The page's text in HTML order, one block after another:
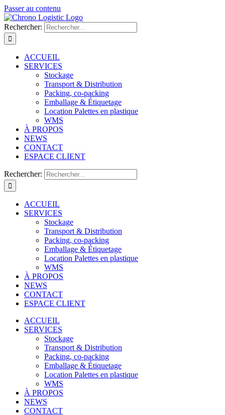
Passer au contenu
Rechercher:
ACCUEIL
SERVICES
Stockage
Transport & Distribution
Packing, co-packing
Emballage & Étiquetage
Location Palettes en plastique
WMS
À PROPOS
NEWS
CONTACT
ESPACE CLIENT
Rechercher:
ACCUEIL
SERVICES
Stockage
Transport & Distribution
Packing, co-packing
Emballage & Étiquetage
Location Palettes en plastique
WMS
À PROPOS
NEWS
CONTACT
ESPACE CLIENT
ACCUEIL
SERVICES
Stockage
Transport & Distribution
Packing, co-packing
Emballage & Étiquetage
Location Palettes en plastique
WMS
À PROPOS
NEWS
CONTACT